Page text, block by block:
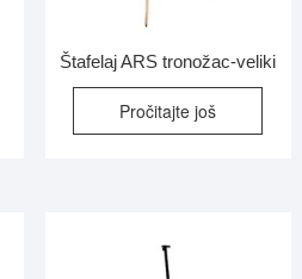
Štafelaj ARS tronožac-veliki
Pročitajte još